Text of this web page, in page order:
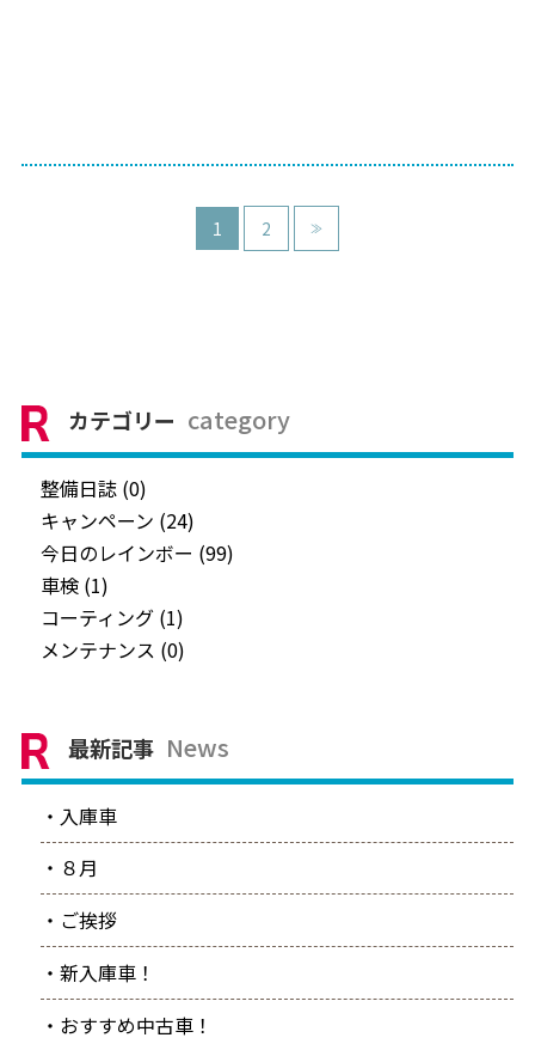
1 2 ≫
カテゴリー category
整備日誌 (0)
キャンペーン (24)
今日のレインボー (99)
車検 (1)
コーティング (1)
メンテナンス (0)
最新記事 News
・入庫車
・８月
・ご挨拶
・新入庫車！
・おすすめ中古車！